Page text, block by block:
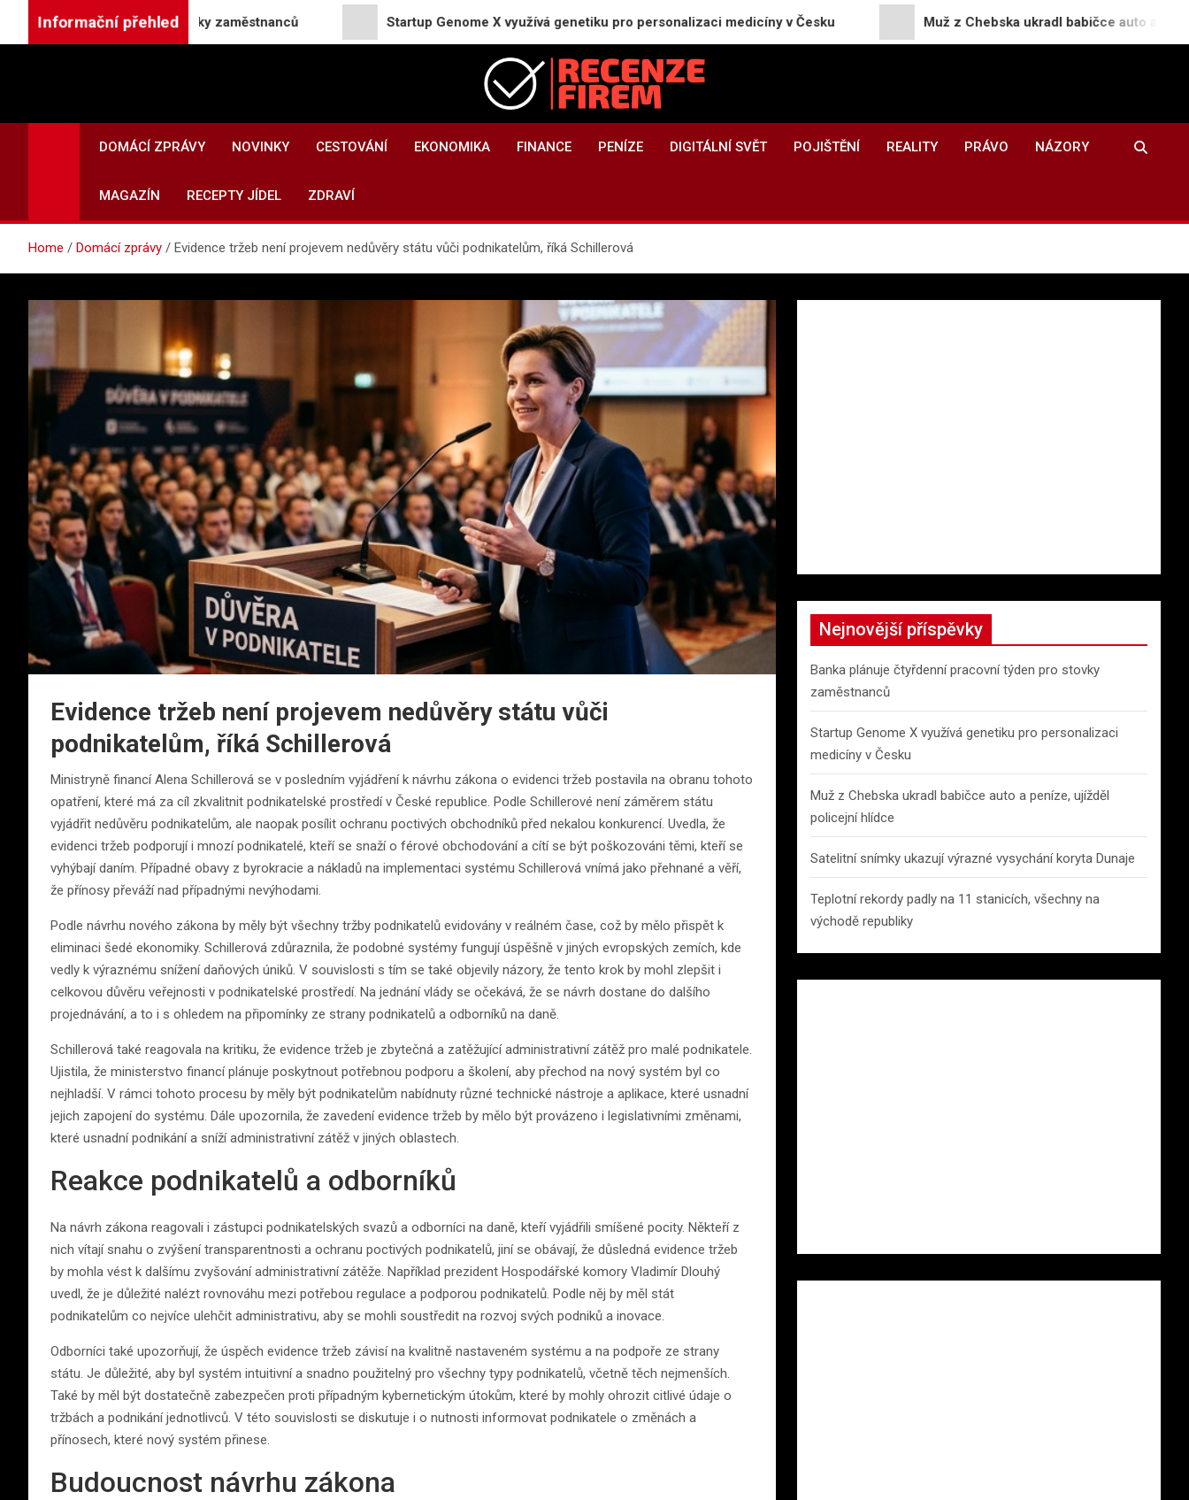
Informační přehled
týden pro stovky zaměstnanců Startup Genome X využívá genetiku pro personalizaci medicíny v Česku Muž z Chebska ukradl babičce auto a peníze,
Recenze-firem.cz
Recenze firem, hodnocení zaměstnavatelů, názory a zkušenosti
DOMÁCÍ ZPRÁVY
NOVINKY CESTOVÁNÍ EKONOMIKA FINANCE PENÍZE DIGITÁLNÍ SVĚT POJIŠTĚNÍ REALITY PRÁVO NÁZORY
MAGAZÍN RECEPTY JÍDEL ZDRAVÍ
Home Domácí zprávy Evidence tržeb není projevem nedůvěry státu vůči podnikatelům, říká Schillerová
Evidence tržeb není projevem nedůvěry státu vůči
podnikatelům, říká Schillerová
Ministryně financí Alena Schillerová se v posledním vyjádření k návrhu zákona o evidenci tržeb postavila na obranu tohoto
opatření, které má za cíl zkvalitnit podnikatelské prostředí v České republice. Podle Schillerové není záměrem státu
vyjádřit nedůvěru podnikatelům, ale naopak posílit ochranu poctivých obchodníků před nekalou konkurencí. Uvedla, že
evidenci tržeb podporují i mnozí podnikatelé, kteří se snaží o férové obchodování a cítí se být poškozováni těmi, kteří se
vyhýbají daním. Případné obavy z byrokracie a nákladů na implementaci systému Schillerová vnímá jako přehnané a věří,
že přínosy převáží nad případnými nevýhodami.
Podle návrhu nového zákona by měly být všechny tržby podnikatelů evidovány v reálném čase, což by mělo přispět k
eliminaci šedé ekonomiky. Schillerová zdůraznila, že podobné systémy fungují úspěšně v jiných evropských zemích, kde
vedly k výraznému snížení daňových úniků. V souvislosti s tím se také objevily názory, že tento krok by mohl zlepšit i
celkovou důvěru veřejnosti v podnikatelské prostředí. Na jednání vlády se očekává, že se návrh dostane do dalšího
projednávání, a to i s ohledem na připomínky ze strany podnikatelů a odborníků na daně.
Schillerová také reagovala na kritiku, že evidence tržeb je zbytečná a zatěžující administrativní zátěž pro malé podnikatele.
Ujistila, že ministerstvo financí plánuje poskytnout potřebnou podporu a školení, aby přechod na nový systém byl co
nejhladší. V rámci tohoto procesu by měly být podnikatelům nabídnuty různé technické nástroje a aplikace, které usnadní
jejich zapojení do systému. Dále upozornila, že zavedení evidence tržeb by mělo být provázeno i legislativními změnami,
které usnadní podnikání a sníží administrativní zátěž v jiných oblastech.
Reakce podnikatelů a odborníků
Na návrh zákona reagovali i zástupci podnikatelských svazů a odborníci na daně, kteří vyjádřili smíšené pocity. Někteří z
nich vítají snahu o zvýšení transparentnosti a ochranu poctivých podnikatelů, jiní se obávají, že důsledná evidence tržeb
by mohla vést k dalšímu zvyšování administrativní zátěže. Například prezident Hospodářské komory Vladimír Dlouhý
uvedl, že je důležité nalézt rovnováhu mezi potřebou regulace a podporou podnikatelů. Podle něj by měl stát
podnikatelům co nejvíce ulehčit administrativu, aby se mohli soustředit na rozvoj svých podniků a inovace.
Odborníci také upozorňují, že úspěch evidence tržeb závisí na kvalitně nastaveném systému a na podpoře ze strany
státu. Je důležité, aby byl systém intuitivní a snadno použitelný pro všechny typy podnikatelů, včetně těch nejmenších.
Také by měl být dostatečně zabezpečen proti případným kybernetickým útokům, které by mohly ohrozit citlivé údaje o
tržbách a podnikání jednotlivců. V této souvislosti se diskutuje i o nutnosti informovat podnikatele o změnách a
přínosech, které nový systém přinese.
Budoucnost návrhu zákona
Nejnovější příspěvky
Banka plánuje čtyřdenní pracovní týden pro stovky
zaměstnanců
Startup Genome X využívá genetiku pro personalizaci
medicíny v Česku
Muž z Chebska ukradl babičce auto a peníze, ujížděl
policejní hlídce
Satelitní snímky ukazují výrazné vysychání koryta Dunaje
Teplotní rekordy padly na 11 stanicích, všechny na
východě republiky